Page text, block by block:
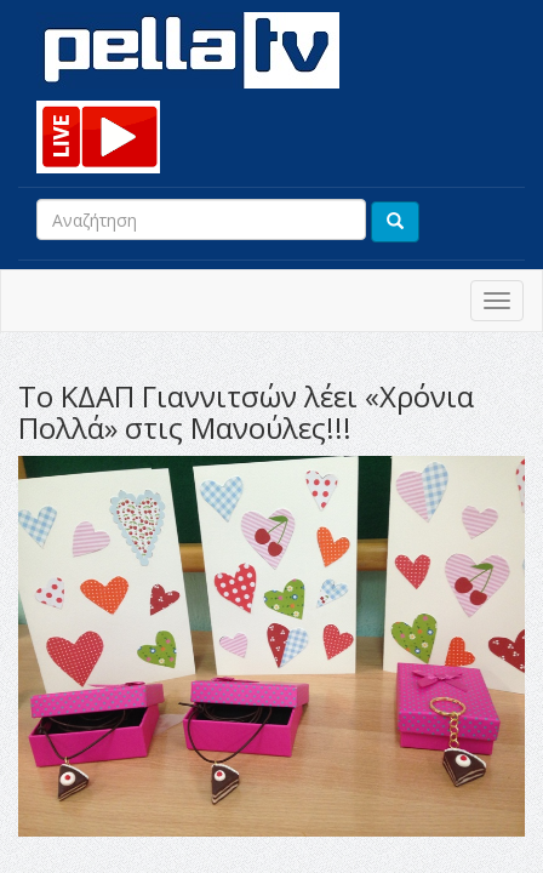
Το ΚΔΑΠ Γιαννιτσών λέει «Χρόνια
Πολλά» στις Μανούλες!!!